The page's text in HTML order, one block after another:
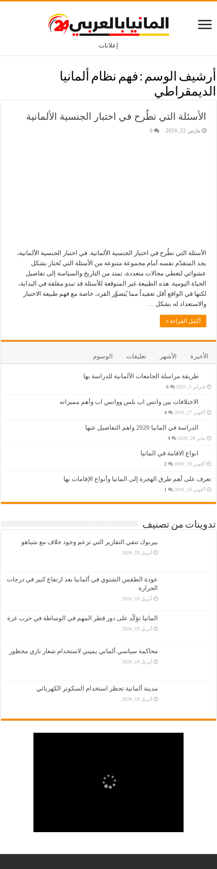
إعلانات
أرشيف الوسم : فهم نظام ألمانيا
الديمقراطي
الأسئلة التي تطُرح في اختبار الجنسية الألمانية
مارس 22, 2026 0
الأسئلة التي تطُرح في اختبار الجنسية الألمانية. في اختبار الجنسية الألمانية،
يجد المتقدّم نفسه أمام مجموعة متنوعة من الأسئلة التي تُختار بشكل
عشوائي لتغطي مجالات متعددة، تمتد من التاريخ والسياسة إلى تفاصيل
الحياة اليومية. هذه الطبيعة غير المتوقعة للأسئلة قد تبدو مقلقة في البداية،
لكنها في الواقع أقل تعقيداً مما يُتصوَّر الفرد، خاصة مع فهم طبيعة الاختبار
والاستعداد له بشكل …
أكمل القراءة »
الأخيرة الأشهر تعليقات الوسوم
طريقة مراسلة الجامعات الألمانية للدراسة بها
فبراير 5, 2020 6
الاختلافات بين واتس اب بلس وواتس اب وأهم مميزاته
أكتوبر 27, 2019 4
الدراسة في المانيا 2020 واهم التفاصيل عنها
يناير 28, 2020 4
انواع الاقامة في المانيا
أكتوبر 10, 2019 2
تعرف على أهم طرق الهجرة إلى المانيا وأنواع الإقامات بها
أكتوبر 24, 2019 1
تدوينات من تصنيف
بيربوك تنفي التقارير التي تزعم وجود خلاف مع نتنياهو
أبريل 19, 2024
عودة الطقس الشتوي في ألمانيا بعد ارتفاع كبير في درجات
الحرارة
أبريل 19, 2024
المانيا تؤكّد على دور قطر المهم في الوساطة في حرب غزة
أبريل 19, 2024
محاكمة سياسي ألماني يميني لاستخدام شعار نازي محظور
أبريل 18, 2024
مدينة ألمانية تحظر استخدام السكوتر الكهربائي
أبريل 18, 2024